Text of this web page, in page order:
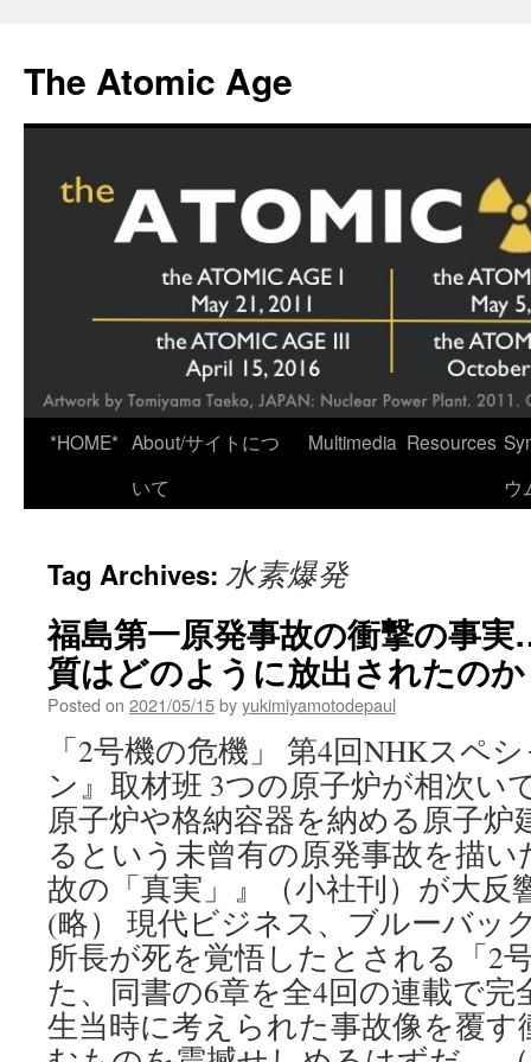
content
The Atomic Age
*HOME* About/サイトにつ
いて
Multimedia Resources
ウ
Tag Archives: 水素爆発
福島第一原発事故の衝撃の事
質はどのように放出されたの
Posted on 2021/05/15byyukimiyamotodepaul
「2号機の危機」 第4回NHKスペ
ン』取材班 3つの原子炉が相次い
原子炉や格納容器を納める原子炉
るという未曾有の原発事故を描い
故の「真実」』（小社刊）が大反
(略） 現代ビジネス、ブルーバッ
所長が死を覚悟したとされる「2
た、同書の6章を全4回の連載で完
生当時に考えられた事故像を覆す